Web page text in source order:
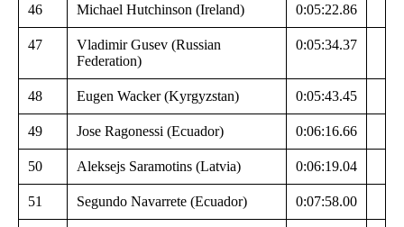
46 Michael Hutchinson (Ireland) 0:05:22.86
47
Vladimir Gusev (Russian
Federation)
0:05:34.37
48 Eugen Wacker (Kyrgyzstan) 0:05:43.45
49 Jose Ragonessi (Ecuador) 0:06:16.66
50 Aleksejs Saramotins (Latvia) 0:06:19.04
51 Segundo Navarrete (Ecuador) 0:07:58.00